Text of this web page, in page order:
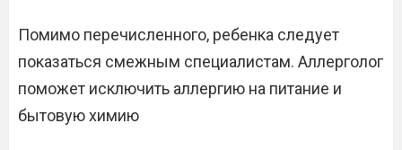
Помимо перечисленного, ребенка следует
показаться смежным специалистам. Аллерголог
поможет исключить аллергию на питание и
бытовую химию